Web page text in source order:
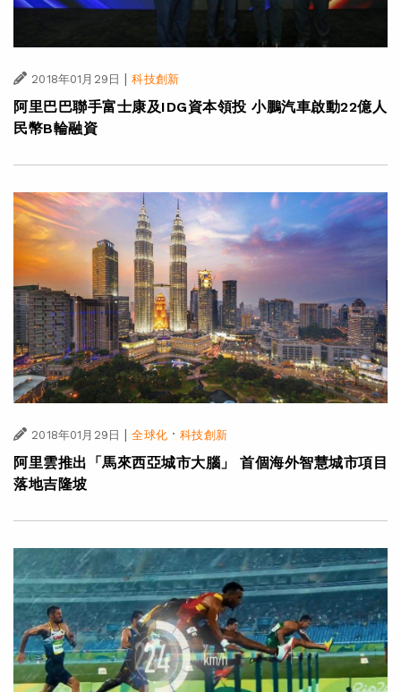
2018年01月29日 科技創新
阿里巴巴聯手富士康及IDG資本領投 小鵬汽車啟動22億人
民幣B輪融資
2018年01月29日 | 全球化·科技創新
阿里雲推出「馬來西亞城市大腦」 首個海外智慧城市項目
落地吉隆坡